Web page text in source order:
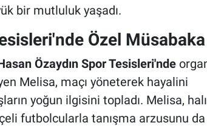
bir mutluluk yaşadı.
Özel Müsabaka
Özaydın Spor Tesisleri'nde
Melisa, maçı yöneterek hayalini
yoğun ilgisini topladı. Melisa,
futbolcularla tanışma arzusunu da